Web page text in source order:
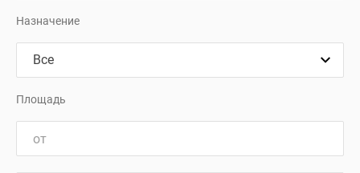
Назначение
Площадь